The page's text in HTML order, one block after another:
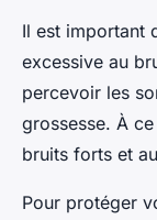
Il est important
excessive au
percevoir les
grossesse. À
bruits forts et
Pour protéger